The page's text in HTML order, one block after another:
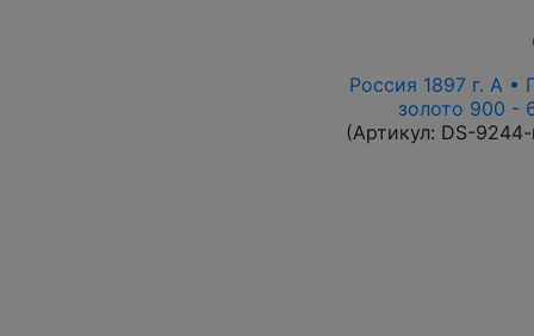
Россия 1897 г. А •
золото 900 -
(Артикул: DS-